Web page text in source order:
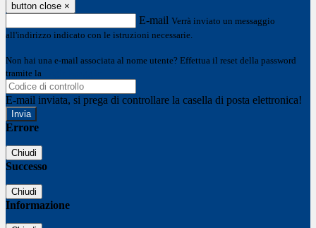
button close ×
E-mail Verrà inviato un messaggio
all'indirizzo indicato con le istruzioni necessarie.
Non hai una e-mail associata al nome utente? Effettua il reset della password
tramite la
E-mail inviata, si prega di controllare la casella di posta elettronica!
Errore
Chiudi
Successo
Chiudi
Informazione